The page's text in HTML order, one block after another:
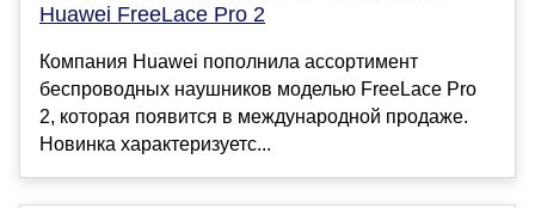
Huawei FreeLace Pro 2
Компания Huawei пополнила ассортимент
беспроводных наушников моделью FreeLace Pro
2, которая появится в международной продаже.
Новинка характеризуетс...